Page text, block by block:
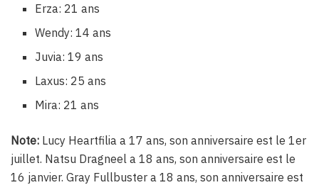
Erza: 21 ans
Wendy: 14 ans
Juvia: 19 ans
Laxus: 25 ans
Mira: 21 ans
Note: Lucy Heartfilia a 17 ans, son anniversaire est le 1er
juillet. Natsu Dragneel a 18 ans, son anniversaire est le
16 janvier. Gray Fullbuster a 18 ans, son anniversaire est